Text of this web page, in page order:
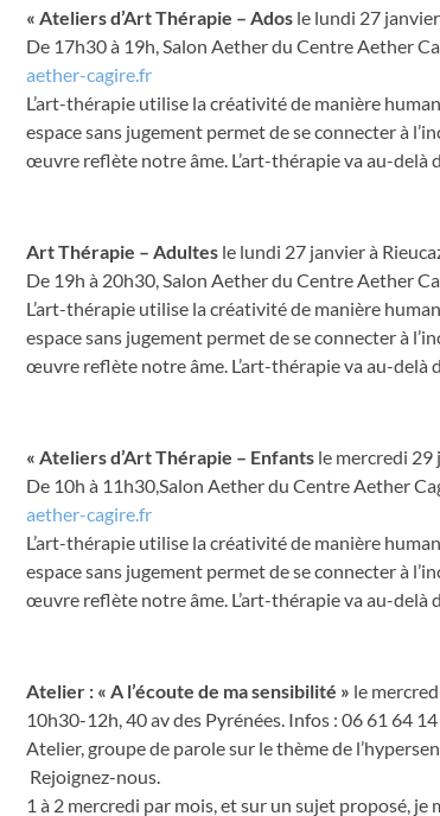
« Ateliers d’Art Thérapie – Ados le lundi 27
De 17h30 à 19h, Salon Aether du Centre Aether
aether-cagire.fr
L’art-thérapie utilise la créativité de manière
espace sans jugement permet de se connecter à
œuvre reflète notre âme. L’art-thérapie va au-delà
Art Thérapie – Adultes le lundi 27 janvier à
De 19h à 20h30, Salon Aether du Centre Aether
L’art-thérapie utilise la créativité de manière
espace sans jugement permet de se connecter à
œuvre reflète notre âme. L’art-thérapie va au-
« Ateliers d’Art Thérapie – Enfants le mercredi 29
De 10h à 11h30,Salon Aether du Centre Aether
aether-cagire.fr
L’art-thérapie utilise la créativité de manière
espace sans jugement permet de se connecter à
œuvre reflète notre âme. L’art-thérapie va au-delà
Atelier : « A l’écoute de ma sensibilité » le
10h30-12h, 40 av des Pyrénées. Infos : 06 61 64 14
Atelier, groupe de parole sur le thème de
Rejoignez-nous.
1 à 2 mercredi par mois, et sur un sujet proposé,